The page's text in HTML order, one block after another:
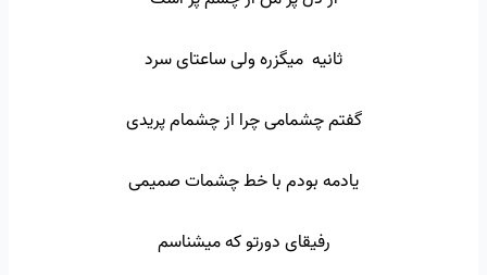
ثانیه میگزره ولی ساعتای سرد
گفتم چشمامی چرا از چشمام پریدی
یادمه بودم با خط چشمات صمیمی
رفیقای دورتو که میشناسم